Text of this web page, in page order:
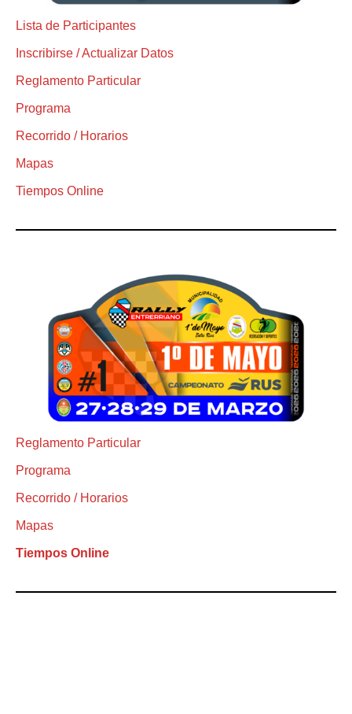
Lista de Participantes
Inscribirse / Actualizar Datos
Reglamento Particular
Programa
Recorrido / Horarios
Mapas
Tiempos Online
Reglamento Particular
Programa
Recorrido / Horarios
Mapas
Tiempos Online